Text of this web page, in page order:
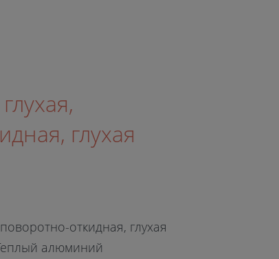
глухая
откидная, глухая
алюминий